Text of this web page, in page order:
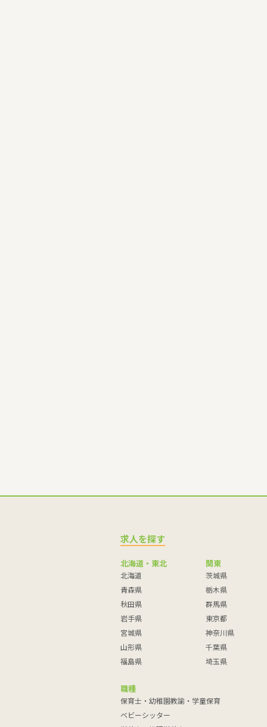
求人を探す
北海道・東北
北海道
青森県
秋田県
岩手県
宮城県
山形県
福島県
関東
茨城県
栃木県
群馬県
東京都
神奈川県
千葉県
埼玉県
職種
保育士・幼稚園教諭・学童保育
ベビーシッター